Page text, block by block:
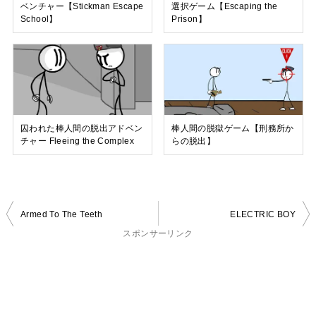
ベンチャー【Stickman Escape
School】
選択ゲーム【Escaping the
Prison】
囚われた棒人間の脱出アドベン
チャー Fleeing the Complex
棒人間の脱獄ゲーム【刑務所か
らの脱出】
投
Armed To The Teeth
ELECTRIC BOY
スポンサーリンク